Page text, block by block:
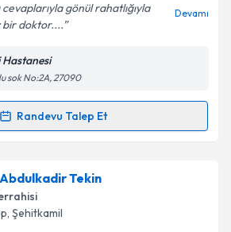
işlenmesine ilişkin
ve kişisel verilerimin belirtilen
işlenmesini kabul ediyorum.
cevaplarıyla gönül rahatlığıyla
bir doktor....
Devamı
Hastanesi
sok No:2A, 27090
Randevu Talep Et
Talebi
Başar Aksoyiçin randevu takvimi
Size bu uzmandan randevu almanız
e-posta ile
Tekin
, Şehitkamil